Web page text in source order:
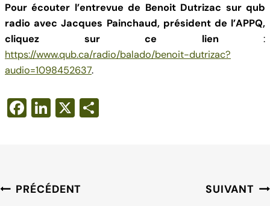
Pour écouter l’entrevue de Benoit Dutrizac sur qub
radio avec Jacques Painchaud, président de l’APPQ,
cliquez sur ce lien :
https://www.qub.ca/radio/balado/benoit-dutrizac?
audio=1098452637.
F
b
Li
dI
X
Navigation
PRÉCÉDENT SUIVANT